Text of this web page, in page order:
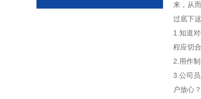
来，从
过底下
1.知道
程应切合
2.用作
3.公司
户放心？